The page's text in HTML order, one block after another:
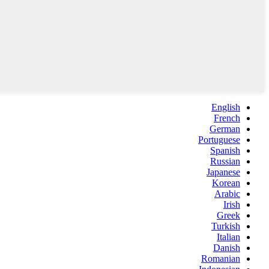
English
French
German
Portuguese
Spanish
Russian
Japanese
Korean
Arabic
Irish
Greek
Turkish
Italian
Danish
Romanian